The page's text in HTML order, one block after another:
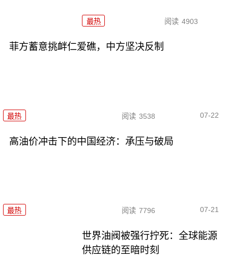
最热 阅读 4903
菲方蓄意挑衅仁爱礁，中方坚决反制
最热 阅读 3538 07-22
高油价冲击下的中国经济：承压与破局
最热 阅读 7796 07-21
世界油阀被强行拧死：全球能源
供应链的至暗时刻